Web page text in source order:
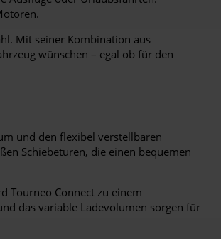
Mit seiner Kombination aus
wünschen – egal ob für den
und den flexibel verstellbaren
Schiebetüren, die einen bequemen
Tourneo Connect zu einem
das variable Ladevolumen sorgen für